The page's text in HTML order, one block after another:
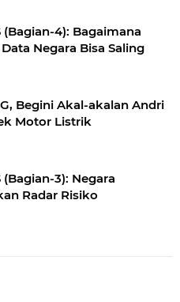
(Bagian-4): Bagaimana
Negara Bisa Saling
Begini Akal-akalan Andri
Motor Listrik
(Bagian-3): Negara
Radar Risiko